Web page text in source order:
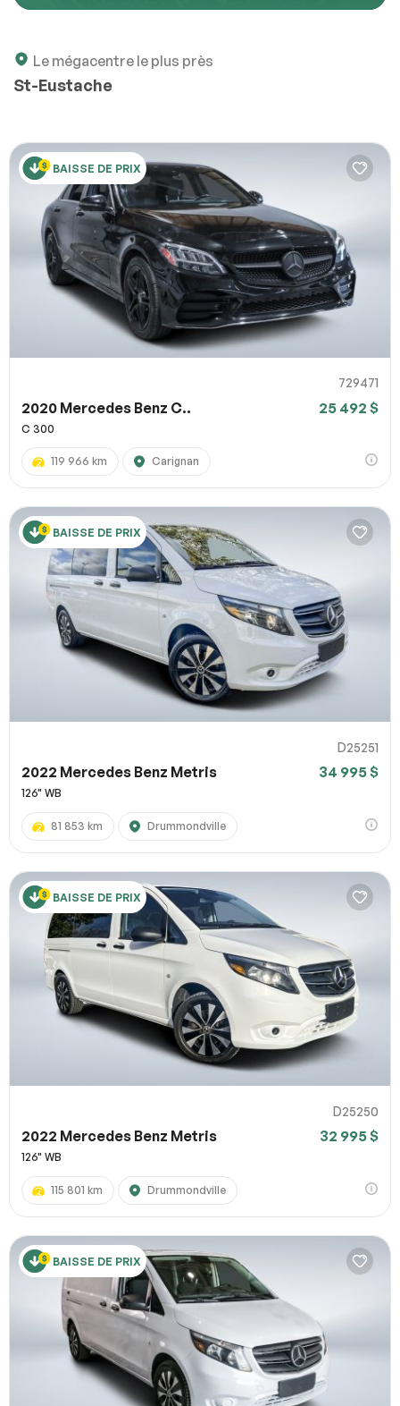
Le mégacentre le plus près
St-Eustache
BAISSE DE PRIX
729471
2020 Mercedes Benz C.. 25 492 $
C 300
119 966 km Carignan
BAISSE DE PRIX
D25251
2022 Mercedes Benz Metris 34 995 $
126" WB
81 853 km Drummondville
BAISSE DE PRIX
D25250
2022 Mercedes Benz Metris 32 995 $
126" WB
115 801 km Drummondville
BAISSE DE PRIX
100% SÉCURITAIRE
Soumettre
URL de capture d`écran
Partagez un lien vers une capture d`écran ou une vidéo
illustrant le problème (facultatif). Vous pouvez importer
votre fichier sur des services comme Google Drive,
Dropbox, Imgur ou OneDrive et coller le lien ici.